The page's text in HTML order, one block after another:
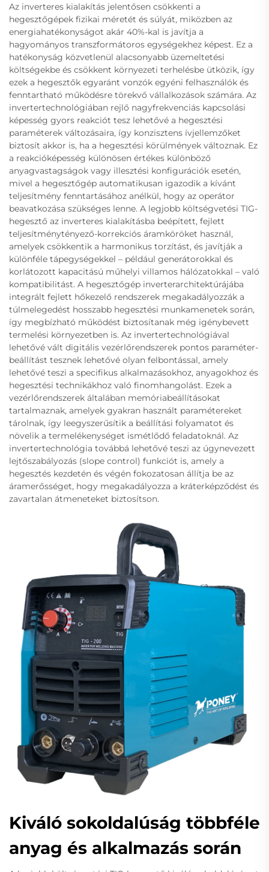
Az inverteres kialakítás jelentősen csökkenti a
hegesztőgépek fizikai méretét és súlyát, miközben az
energiahatékonyságot akár 40%-kal is javítja a
hagyományos transzformátoros egységekhez képest. Ez a
hatékonyság közvetlenül alacsonyabb üzemeltetési
költségekbe és csökkent környezeti terhelésbe ütközik, így
ezek a hegesztők egyaránt vonzók egyéni felhasználók és
fenntartható működésre törekvő vállalkozások számára. Az
invertertechnológiában rejlő nagyfrekvenciás kapcsolási
képesség gyors reakciót tesz lehetővé a hegesztési
paraméterek változásaira, így konzisztens ívjellemzőket
biztosít akkor is, ha a hegesztési körülmények változnak. Ez
a reakcióképesség különösen értékes különböző
anyagvastagságok vagy illesztési konfigurációk esetén,
mivel a hegesztőgép automatikusan igazodik a kívánt
teljesítmény fenntartásához anélkül, hogy az operátor
beavatkozása szükséges lenne. A legjobb költségvetési TIG-
hegesztő az inverteres kialakításba beépített, fejlett
teljesítménytényező-korrekciós áramköröket használ,
amelyek csökkentik a harmonikus torzítást, és javítják a
különféle tápegységekkel – például generátorokkal és
korlátozott kapacitású műhelyi villamos hálózatokkal – való
kompatibilitást. A hegesztőgép inverterarchitektúrájába
integrált fejlett hőkezelő rendszerek megakadályozzák a
túlmelegedést hosszabb hegesztési munkamenetek során,
így megbízható működést biztosítanak még igénybevett
termelési környezetben is. Az invertertechnológiával
lehetővé vált digitális vezérlőrendszerek pontos paraméter-
beállítást tesznek lehetővé olyan felbontással, amely
lehetővé teszi a specifikus alkalmazásokhoz, anyagokhoz és
hegesztési technikákhoz való finomhangolást. Ezek a
vezérlőrendszerek általában memóriabeállításokat
tartalmaznak, amelyek gyakran használt paramétereket
tárolnak, így leegyszerűsítik a beállítási folyamatot és
növelik a termelékenységet ismétlődő feladatoknál. Az
invertertechnológia továbbá lehetővé teszi az úgynevezett
lejtőszabályozás (slope control) funkciót is, amely a
hegesztés kezdetén és végén fokozatosan állítja be az
áramerősséget, hogy megakadályozza a kráterképződést és
zavartalan átmeneteket biztosítson.
Kiváló sokoldalúság többféle
anyag és alkalmazás során